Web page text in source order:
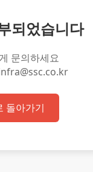
되었습니다
문의하세요
돌아가기